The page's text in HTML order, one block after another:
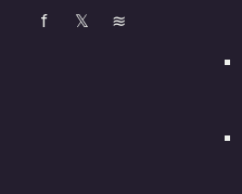
f 𝕏 ≋